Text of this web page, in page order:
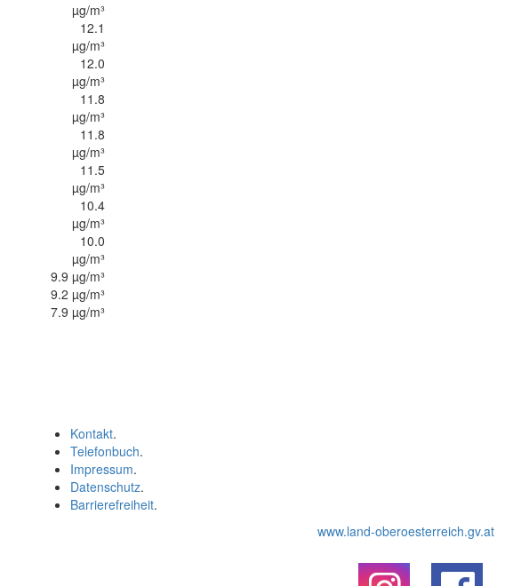
µg/m³
12.1
µg/m³
12.0
µg/m³
11.8
µg/m³
11.8
µg/m³
11.5
µg/m³
10.4
µg/m³
10.0
µg/m³
9.9 µg/m³
9.2 µg/m³
7.9 µg/m³
Kontakt.
Telefonbuch.
Impressum.
Datenschutz.
Barrierefreiheit.
www.land-oberoesterreich.gv.at